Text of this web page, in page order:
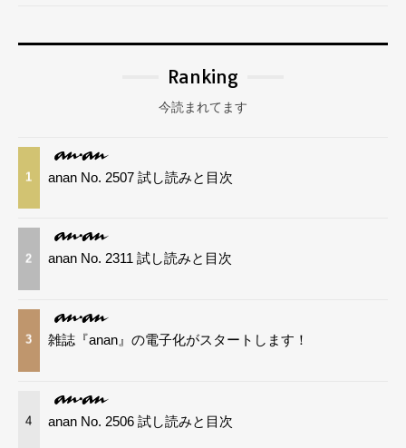
Ranking
今読まれてます
1 anan No. 2507 試し読みと目次
2 anan No. 2311 試し読みと目次
3 雑誌『anan』の電子化がスタートします！
4 anan No. 2506 試し読みと目次